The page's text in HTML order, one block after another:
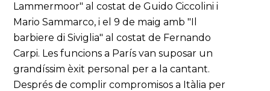
Lammermoor" al costat de Guido Ciccolini i
Mario Sammarco, i el 9 de maig amb "Il
barbiere di Siviglia" al costat de Fernando
Carpi. Les funcions a París van suposar un
grandíssim èxit personal per a la cantant.
Després de complir compromisos a Itàlia per